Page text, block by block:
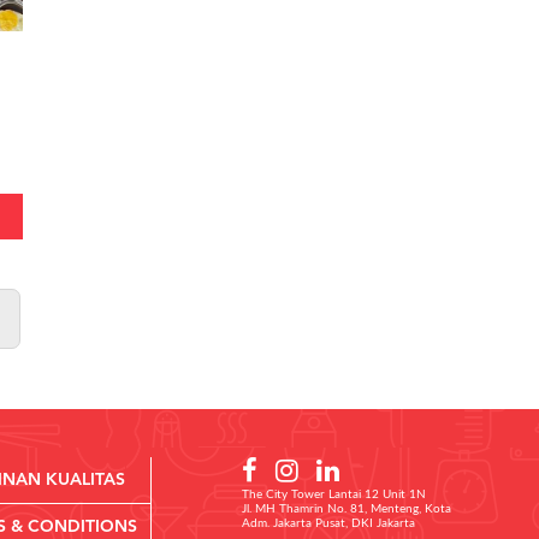
KUALITAS
& CONDITIONS
The City Tower Lantai 12 Unit 1N
Jl. MH Thamrin No. 81, Menteng, Kota
Adm. Jakarta Pusat, DKI Jakarta